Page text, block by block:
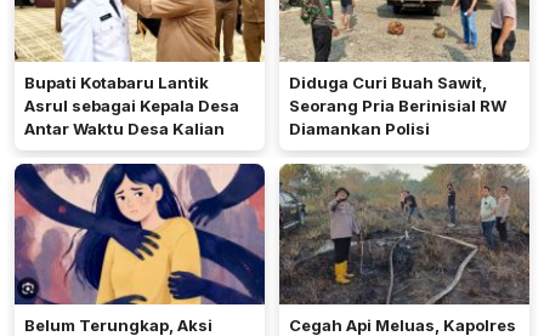
Bupati Kotabaru Lantik
Asrul sebagai Kepala Desa
Antar Waktu Desa Kalian
Diduga Curi Buah Sawit,
Seorang Pria Berinisial RW
Diamankan Polisi
Belum Terungkap, Aksi
Cegah Api Meluas, Kapolres